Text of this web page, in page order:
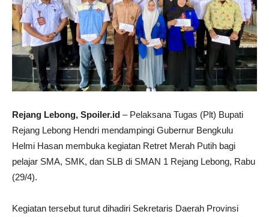
Rejang Lebong, Spoiler.id – Pelaksana Tugas (Plt) Bupati
Rejang Lebong Hendri mendampingi Gubernur Bengkulu
Helmi Hasan membuka kegiatan Retret Merah Putih bagi
pelajar SMA, SMK, dan SLB di SMAN 1 Rejang Lebong, Rabu
(29/4).
Kegiatan tersebut turut dihadiri Sekretaris Daerah Provinsi